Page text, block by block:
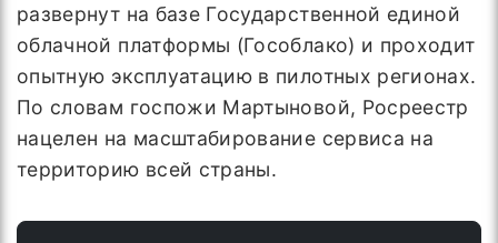
развернут на базе Государственной единой
облачной платформы (Гособлако) и проходит
опытную эксплуатацию в пилотных регионах.
По словам госпожи Мартыновой, Росреестр
нацелен на масштабирование сервиса на
территорию всей страны.